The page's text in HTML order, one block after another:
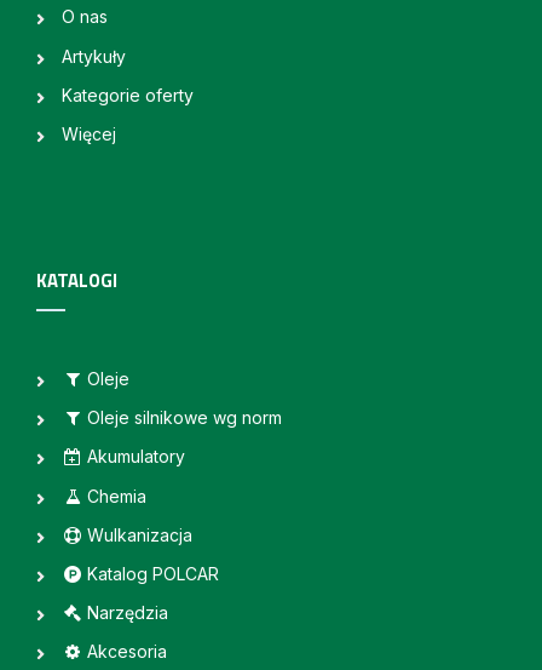
O nas
Artykuły
Kategorie oferty
Więcej
KATALOGI
Oleje
Oleje silnikowe wg norm
Akumulatory
Chemia
Wulkanizacja
Katalog POLCAR
Narzędzia
Akcesoria